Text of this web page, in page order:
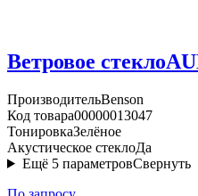
Ветровое стекло
ПроизводительBenson
Код товара00000013047
ТонировкаЗелёное
Акустическое стеклоДа
Ещё 5 параметровСвернуть